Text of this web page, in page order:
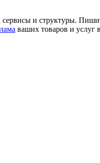
и структуры.
ваших товаров и услуг